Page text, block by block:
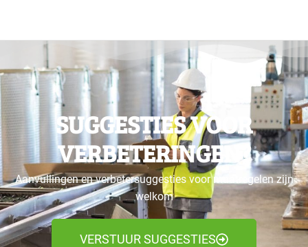
SUGGESTIES VOOR
VERBETERINGEN?
Aanvullingen en verbetersuggesties voor maatregelen zijn
welkom
VERSTUUR SUGGESTIES